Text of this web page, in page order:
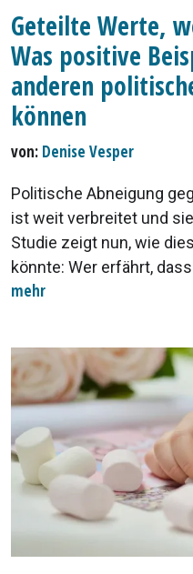
Geteilte Werte,
Was positive
anderen
können
von: Denise Vesper
Politische Abneigung
ist weit verbreitet und
Studie zeigt nun, wie
könnte: Wer erfährt,
mehr